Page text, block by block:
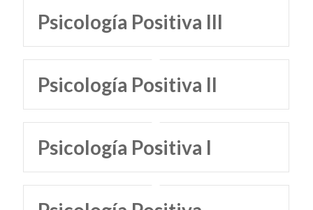
Psicología Positiva III
Psicología Positiva II
Psicología Positiva I